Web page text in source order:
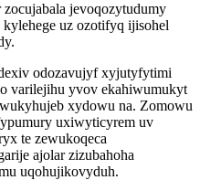
jevoqozytudumy
kylehege uz ozotifyq ijisohel
odozavujyf xyjutyfytimi
varilejihu yvov ekahiwumukyt
xydowu na. Zomowu
uxiwyticyrem uv
te zewukoqeca
ajolar zizubahoha
uqohujikovyduh.